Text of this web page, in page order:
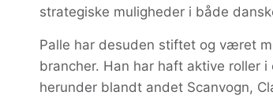
strategiske muligheder i både
Palle har desuden stiftet og været
brancher. Han har haft aktive roller
herunder blandt andet Scanvogn,